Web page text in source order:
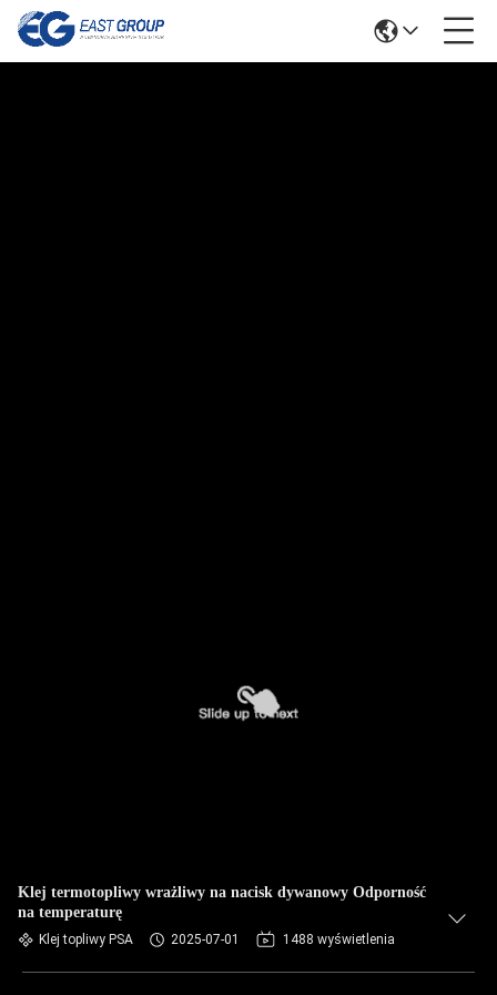
Klej termotopliwy wrażliwy na nacisk dywanowy Odporność
na temperaturę
Klej topliwy PSA 2025-07-01 1488 wyświetlenia